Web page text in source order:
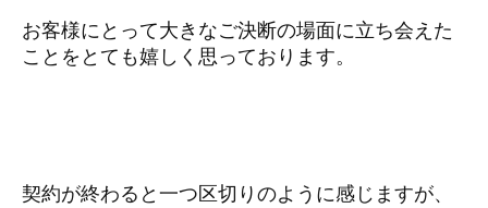
お客様にとって大きなご決断の場面に立ち会えた
ことをとても嬉しく思っております。
契約が終わると一つ区切りのように感じますが、